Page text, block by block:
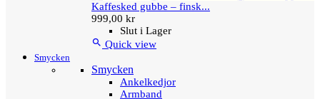
Kaffesked gubbe – finsk...
999,00 kr
Slut i Lager
 Quick view
Smycken
Smycken
Ankelkedjor
Armband